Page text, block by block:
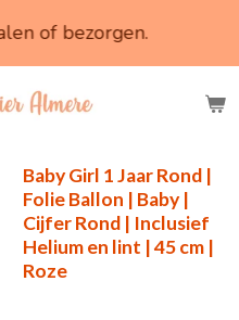
of bezorgen.
Baby Girl 1 Jaar Rond |
Folie Ballon | Baby |
Cijfer Rond | Inclusief
Helium en lint | 45 cm |
Roze